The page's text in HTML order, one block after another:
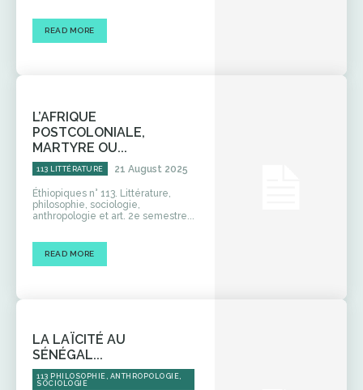
READ MORE
L’AFRIQUE
POSTCOLONIALE,
MARTYRE OU...
113 LITTÉRATURE 21 August 2025
Éthiopiques n° 113. Littérature,
philosophie, sociologie,
anthropologie et art. 2e semestre...
READ MORE
LA LAÏCITÉ AU
SÉNÉGAL...
113 PHILOSOPHIE, ANTHROPOLOGIE,
SOCIOLOGIE